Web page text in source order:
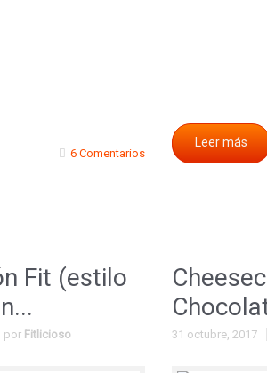
6 Comentarios
Leer más
Fit (estilo
por Fitlicioso 31 octubre, 2017